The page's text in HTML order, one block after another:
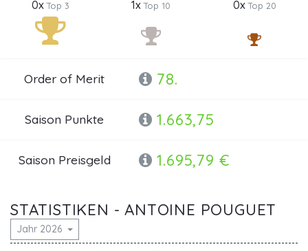
0xTop 3 1xTop 10 0xTop 20
Order of Merit 78.
Saison Punkte 1.663,75
Saison Preisgeld 1.695,79 €
STATISTIKEN - ANTOINE POUGUET
Jahr 2026